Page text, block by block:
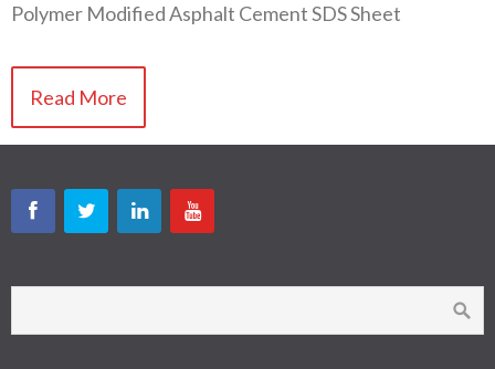
Polymer Modified Asphalt Cement SDS Sheet
Read More